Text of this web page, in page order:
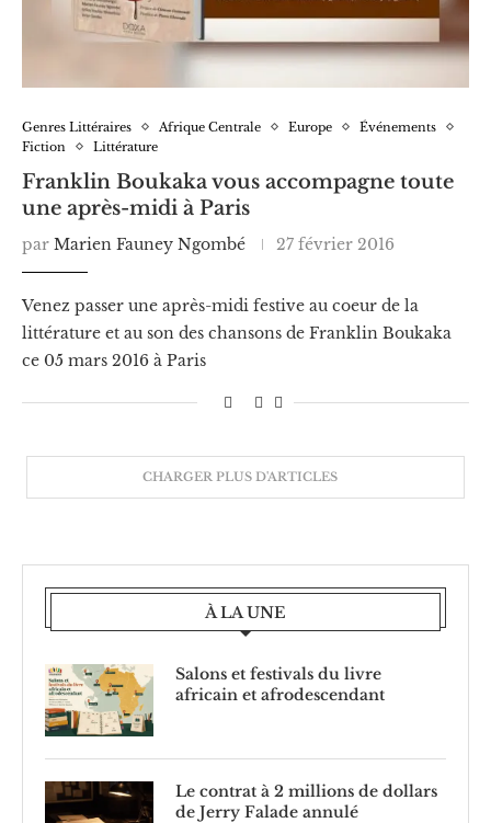
Genres Littéraires Afrique Centrale Europe
Événements
Fiction
Littérature
Franklin Boukaka vous accompagne toute
une après-midi à Paris
par Marien Fauney Ngombé 27 février 2016
Venez passer une après-midi festive au coeur de la
littérature et au son des chansons de Franklin Boukaka
ce 05 mars 2016 à Paris
CHARGER PLUS D'ARTICLES
À LA UNE
Salons et festivals du livre
africain et afrodescendant
Le contrat à 2 millions de dollars
de Jerry Falade annulé